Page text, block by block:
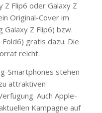
Z Flip6 oder Galaxy Z
Original-Cover im
Galaxy Z Flip6) bzw.
gratis dazu. Die
reicht.
Smartphones stehen
attraktiven
Auch Apple-
Kampagne auf